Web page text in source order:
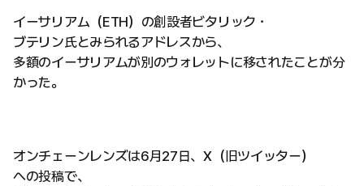
イーサリアム（ETH）の創設者ビタリック・
ブテリン氏とみられるアドレスから、
多額のイーサリアムが別のウォレットに移されたことが分
かった。
オンチェーンレンズは6月27日、X（旧ツイッター）
への投稿で、